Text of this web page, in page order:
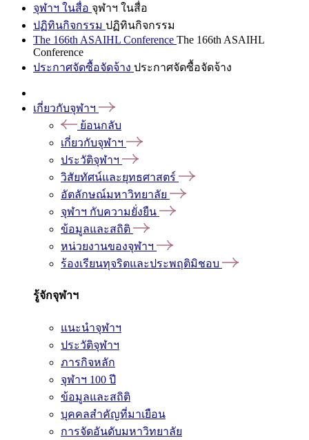
จุฬาฯ ในสื่อ จุฬาฯ ในสื่อ
ปฏิทินกิจกรรม ปฏิทินกิจกรรม
The 166th ASAIHL Conference The 166th ASAIHL
Conference
ประกาศจัดซื้อจัดจ้าง ประกาศจัดซื้อจัดจ้าง
เกี่ยวกับจุฬาฯ
ย้อนกลับ
เกี่ยวกับจุฬาฯ
ประวัติจุฬาฯ
วิสัยทัศน์และยุทธศาสตร์
อัตลักษณ์มหาวิทยาลัย
จุฬาฯ กับความยั่งยืน
ข้อมูลและสถิติ
หน่วยงานของจุฬาฯ
ร้องเรียนทุจริตและประพฤติมิชอบ
รู้จักจุฬาฯ
แนะนำจุฬาฯ
ประวัติจุฬาฯ
ภารกิจหลัก
จุฬาฯ 100 ปี
ข้อมูลและสถิติ
บุคคลสำคัญที่มาเยือน
การจัดอันดับมหาวิทยาลัย